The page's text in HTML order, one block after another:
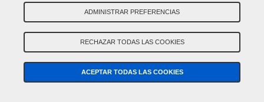
Código de Color Original :1274
Código de Producto: VCD-BLVC-1274
MULBERRY RED PEARL CDM
Código de Color Original :1274-CDM
Código de Producto:VCD-BLVC-CMD
ADMINISTRAR PREFERENCIAS
RECHAZAR TODAS LAS COOKIES
ACEPTAR TODAS LAS COOKIES